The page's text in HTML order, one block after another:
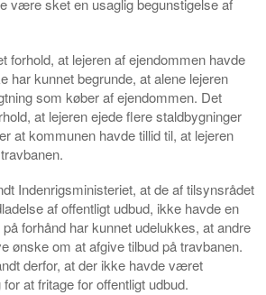
være sket en usaglig begunstigelse af
forhold, at lejeren af ejendommen havde
har kunnet begrunde, at alene lejeren
som køber af ejendommen. Det
at lejeren ejede flere staldbygninger
at kommunen havde tillid til, at lejeren
Indenrigsministeriet, at de af tilsynsrådet
af offentligt udbud, ikke havde en
forhånd har kunnet udelukkes, at andre
ønske om at afgive tilbud på travbanen.
derfor, at der ikke havde været
at fritage for offentligt udbud.